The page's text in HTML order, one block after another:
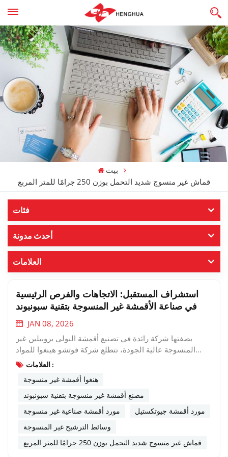
بيت
قماش غير منسوج شديد التحمل بوزن 250 جرامًا للمتر المربع
فئات
أحدث مدونة
العلامات
استشراف المستقبل: الاتجاهات والفرص الرئيسية
في صناعة الأقمشة غير المنسوجة بتقنية سبونبوند
JAN 08, 2026
بصفتها شركة رائدة في تصنيع أقمشة البولي بروبيلين غير
المنسوجة عالية الجودة، تتطلع شركة فوتشو هينغوا للمواد
الجديدة المحدودة باستمرار إلى المستقبل. من المتوقع أن
نموًا ملحوظًا، بمعدل نمو سنوي مركب يبلغ 8.2%، ليصل إلى
قيمة سوقية قدرها 43.68 مليار دولار أمريكي بحلول عام
2029. ويعود هذا النمو إلى الاحتياجات المتغيرة في مختلف
القطاعات الرئيسية، مما يتيح فرصًا واعدة للابتكار والشراكة.يُعدّ
فهم هذه التوجهات أمراً بالغ الأهمية للشركات التي تسعى إلى
حلول مواد موثوقة وعالية الأداء ومتعددة الاستخدامات. دعونا
نستكشف قطاعات النمو الرئيسية التي تُحدث فيها أقمشتنا
العلامات :
هنغوا أقمشة غير منسوجة
مصنع أقمشة غير منسوجة بتقنية سبونبوند
مورد أقمشة صناعية غير منسوجة
مورد أقمشة جيوتكستيل
وسائط الترشيح غير المنسوجة
قماش غير منسوج شديد التحمل بوزن 250 جرامًا للمتر المربع